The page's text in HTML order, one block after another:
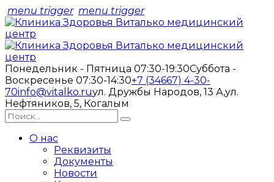
menu trigger menu trigger
Понедельник - Пятница 07:30-19:30Суббота -
Воскресенье 07:30-14:30+7 (34667) 4-30-
70info@vitalko.ruул. Дружбы Народов, 13 А,ул.
Нефтяников, 5, Когалым
О нас
Реквизиты
Документы
Новости